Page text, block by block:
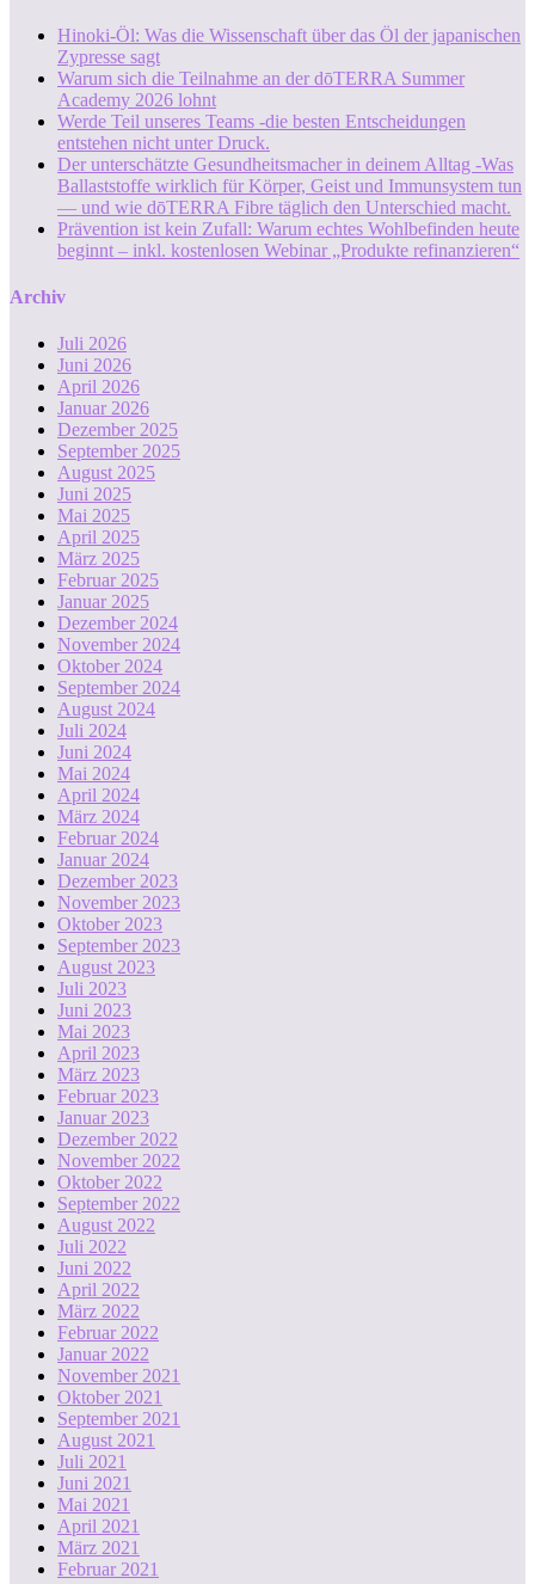
Hinoki-Öl: Was die Wissenschaft über das Öl der japanischen
Zypresse sagt
Warum sich die Teilnahme an der dōTERRA Summer
Academy 2026 lohnt
Werde Teil unseres Teams -die besten Entscheidungen
entstehen nicht unter Druck.
Der unterschätzte Gesundheitsmacher in deinem Alltag -Was
Ballaststoffe wirklich für Körper, Geist und Immunsystem tun
— und wie dōTERRA Fibre täglich den Unterschied macht.
Prävention ist kein Zufall: Warum echtes Wohlbefinden heute
beginnt – inkl. kostenlosen Webinar „Produkte refinanzieren“
Archiv
Juli 2026
Juni 2026
April 2026
Januar 2026
Dezember 2025
September 2025
August 2025
Juni 2025
Mai 2025
April 2025
März 2025
Februar 2025
Januar 2025
Dezember 2024
November 2024
Oktober 2024
September 2024
August 2024
Juli 2024
Juni 2024
Mai 2024
April 2024
März 2024
Februar 2024
Januar 2024
Dezember 2023
November 2023
Oktober 2023
September 2023
August 2023
Juli 2023
Juni 2023
Mai 2023
April 2023
März 2023
Februar 2023
Januar 2023
Dezember 2022
November 2022
Oktober 2022
September 2022
August 2022
Juli 2022
Juni 2022
April 2022
März 2022
Februar 2022
Januar 2022
November 2021
Oktober 2021
September 2021
August 2021
Juli 2021
Juni 2021
Mai 2021
April 2021
März 2021
Februar 2021